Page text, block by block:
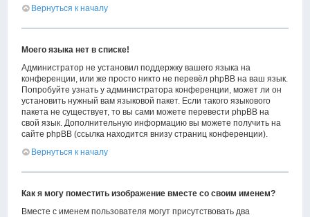
Вернуться к началу
Моего языка нет в списке!
Администратор не установил поддержку вашего языка на
конференции, или же просто никто не перевёл phpBB на ваш язык.
Попробуйте узнать у администратора конференции, может ли он
установить нужный вам языковой пакет. Если такого языкового
пакета не существует, то вы сами можете перевести phpBB на
свой язык. Дополнительную информацию вы можете получить на
сайте phpBB (ссылка находится внизу страниц конференции).
Вернуться к началу
Как я могу поместить изображение вместе со своим именем?
Вместе с именем пользователя могут присутствовать два